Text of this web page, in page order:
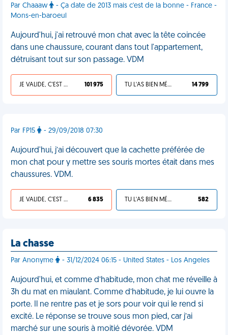
Par Chaaaw
- Ça date de 2013 mais c'est de la bonne - France -
Mons-en-baroeul
Aujourd'hui, j'ai retrouvé mon chat avec la tête coincée
dans une chaussure, courant dans tout l'appartement,
détruisant tout sur son passage. VDM
JE VALIDE, C'EST UNE VDM 101 975 TU L'AS BIEN MÉRITÉ 14 799
Par FP15 - 29/09/2018 07:30
Aujourd'hui, j’ai découvert que la cachette préférée de
mon chat pour y mettre ses souris mortes était dans mes
chaussures. VDM.
JE VALIDE, C'EST UNE VDM 6 835 TU L'AS BIEN MÉRITÉ 582
La chasse
Par Anonyme - 31/12/2024 06:15 - United States - Los Angeles
Aujourd'hui, et comme d’habitude, mon chat me réveille à
3h du mat en miaulant. Comme d’habitude, je lui ouvre la
porte. Il ne rentre pas et je sors pour voir qui le rend si
excité. Le réponse se trouve sous mon pied, car j’ai
marché sur une souris à moitié dévorée. VDM